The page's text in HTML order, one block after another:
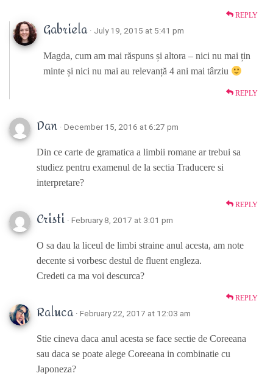
REPLY
Gabriela · July 19, 2015 at 5:41 pm
Magda, cum am mai răspuns și altora – nici nu mai țin
minte și nici nu mai au relevanță 4 ani mai târziu
REPLY
Dan · December 15, 2016 at 6:27 pm
Din ce carte de gramatica a limbii romane ar trebui sa
studiez pentru examenul de la sectia Traducere si
interpretare?
REPLY
Cristi · February 8, 2017 at 3:01 pm
O sa dau la liceul de limbi straine anul acesta, am note
decente si vorbesc destul de fluent engleza.
Credeti ca ma voi descurca?
REPLY
Raluca · February 22, 2017 at 12:03 am
Stie cineva daca anul acesta se face sectie de Coreeana
sau daca se poate alege Coreeana in combinatie cu
Japoneza?